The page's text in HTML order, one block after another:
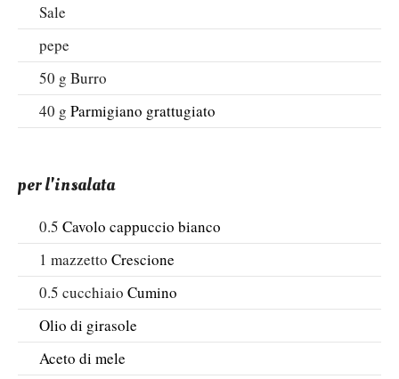
Sale
pepe
50 g Burro
40 g Parmigiano grattugiato
per l'insalata
0.5 Cavolo cappuccio bianco
1 mazzetto Crescione
0.5 cucchiaio Cumino
Olio di girasole
Aceto di mele